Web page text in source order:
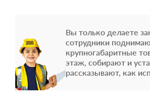
Вы только делаете
сотрудники
крупногабаритные
этаж, собирают и
рассказывают, как